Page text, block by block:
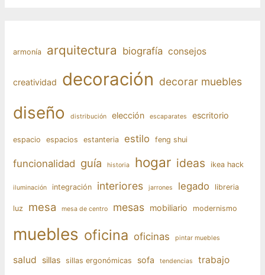
armonía arquitectura biografía consejos
creatividad decoración decorar muebles
diseño distribución elección escaparates escritorio
espacio espacios estanteria estilo feng shui
funcionalidad guía historia hogar ideas ikea hack
iluminación integración interiores jarrones legado libreria
luz mesa mesa de centro mesas mobiliario modernismo
muebles oficina oficinas pintar muebles
salud sillas sillas ergonómicas sofa tendencias trabajo